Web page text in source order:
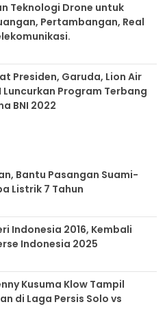
Teknologi Drone untuk
Pertambangan, Real
Presiden, Garuda, Lion Air
Luncurkan Program Terbang
BNI 2022
Bantu Pasangan Suami-
Listrik 7 Tahun
Indonesia 2016, Kembali
Indonesia 2025
Kusuma Klow Tampil
di Laga Persis Solo vs